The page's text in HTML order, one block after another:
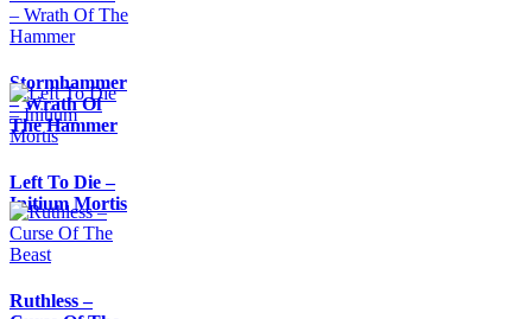
Stormhammer
– Wrath Of
The Hammer
Left To Die –
Initium Mortis
Ruthless –